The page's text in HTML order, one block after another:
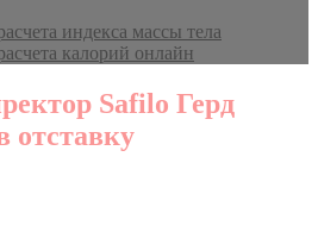
индекса массы тела
калорий онлайн
Safilo Герд
отставку